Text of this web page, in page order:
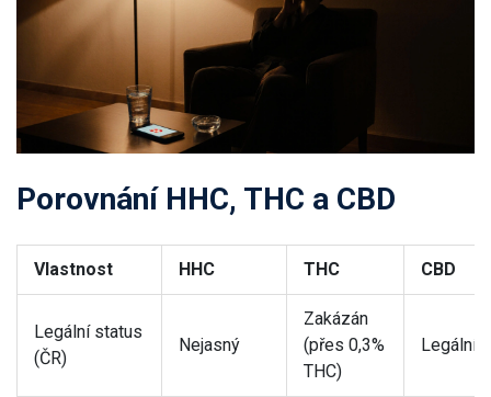
Porovnání HHC, THC a CBD
Vlastnost HHC THC CBD
Legální status
(ČR)
Nejasný
Zakázán
(přes 0,3%
THC)
Legální